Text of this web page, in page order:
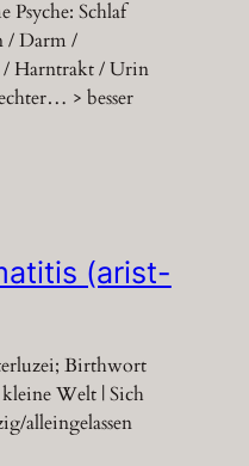
Psyche: Schlaf
/ Darm /
Harntrakt / Urin
> besser
(arist-
Birthwort
Welt | Sich
alleingelassen